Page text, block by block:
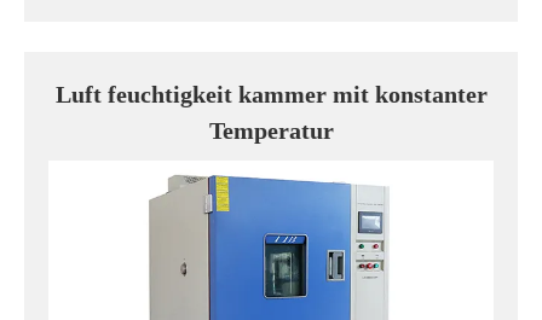
Luft feuchtigkeit kammer mit konstanter
Temperatur